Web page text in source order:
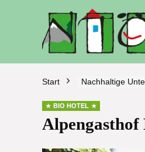
Start Nachhaltige
BIO HOTEL